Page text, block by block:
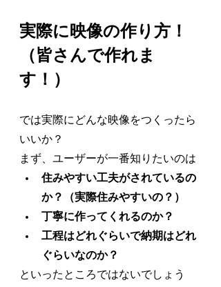
実際に映像の作り方！
（皆さんで作れま
す！）
では実際にどんな映像をつくったら
いいか？
まず、ユーザーが一番知りたいのは
住みやすい工夫がされているの
か？（実際住みやすいの？）
丁寧に作ってくれるのか？
工程はどれぐらいで納期はどれ
ぐらいなのか？
といったところではないでしょう